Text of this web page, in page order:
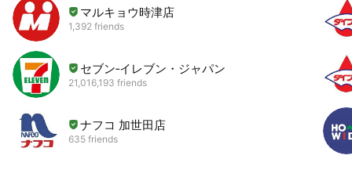
マルキョウ時津店
1,392 friends
セブン‐イレブン・ジャパン
21,016,193 friends
ナフコ 加世田店
635 friends